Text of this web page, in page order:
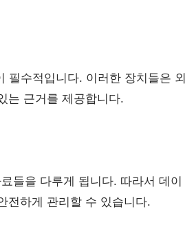
필수적입니다. 이러한 장치들은 외
는 근거를 제공합니다.
들을 다루게 됩니다. 따라서 데이
전하게 관리할 수 있습니다.